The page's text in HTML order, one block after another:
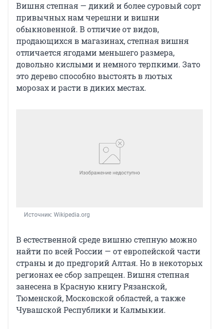
Вишня степная — дикий и более суровый сорт
привычных нам черешни и вишни
обыкновенной. В отличие от видов,
продающихся в магазинах, степная вишня
отличается ягодами меньшего размера,
довольно кислыми и немного терпкими. Зато
это дерево способно выстоять в лютых
морозах и расти в диких местах.
Источник: Wikipedia.org
В естественной среде вишню степную можно
найти по всей России — от европейской части
страны и до предгорий Алтая. Но в некоторых
регионах ее сбор запрещен. Вишня степная
занесена в Красную книгу Рязанской,
Тюменской, Московской областей, а также
Чувашской Республики и Калмыкии.